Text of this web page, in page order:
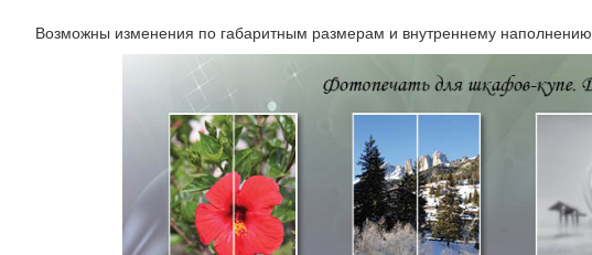
Возможны изменения по габаритным размерам и внутреннему наполнению